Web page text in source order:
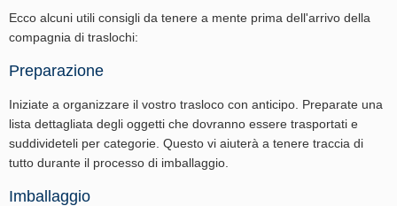
Ecco alcuni utili consigli da tenere a mente prima dell'arrivo della
compagnia di traslochi:
Preparazione
Iniziate a organizzare il vostro trasloco con anticipo. Preparate una
lista dettagliata degli oggetti che dovranno essere trasportati e
suddivideteli per categorie. Questo vi aiuterà a tenere traccia di
tutto durante il processo di imballaggio.
Imballaggio